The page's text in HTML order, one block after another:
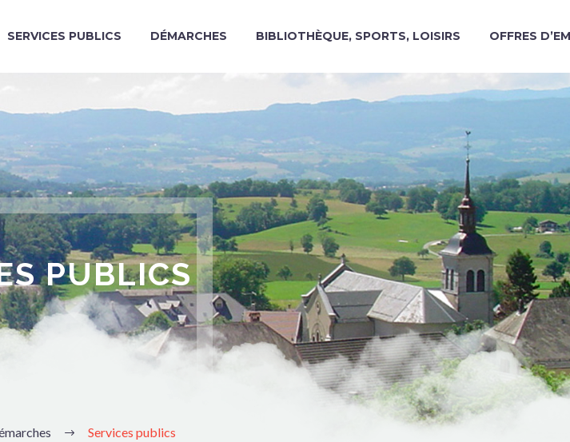
SERVICES PUBLICS DÉMARCHES BIBLIOTHÈQUE, SPORTS, LOISIRS OFFRES
PUBLICS
Services publics